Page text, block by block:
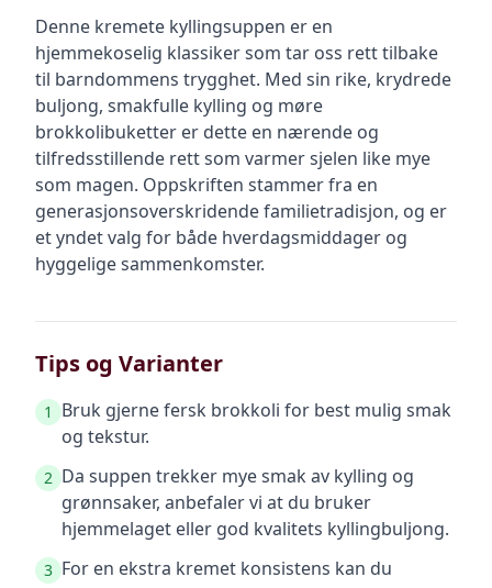
Denne kremete kyllingsuppen er en
hjemmekoselig klassiker som tar oss rett tilbake
til barndommens trygghet. Med sin rike, krydrede
buljong, smakfulle kylling og møre
brokkolibuketter er dette en nærende og
tilfredsstillende rett som varmer sjelen like mye
som magen. Oppskriften stammer fra en
generasjonsoverskridende familietradisjon, og er
et yndet valg for både hverdagsmiddager og
hyggelige sammenkomster.
Tips og Varianter
1
Bruk gjerne fersk brokkoli for best mulig smak
og tekstur.
2 Da suppen trekker mye smak av kylling og
grønnsaker, anbefaler vi at du bruker
hjemmelaget eller god kvalitets kyllingbuljong.
3 For en ekstra kremet konsistens kan du